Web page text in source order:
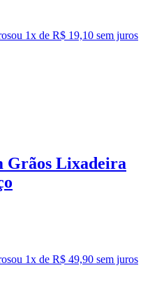
ou 1x de R$ 19,10 sem juros
Grãos Lixadeira
ou 1x de R$ 49,90 sem juros